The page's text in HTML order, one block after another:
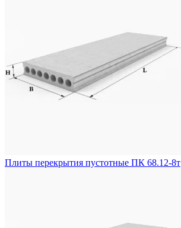
Плиты перекрытия пустотные ПК 68.12-8т